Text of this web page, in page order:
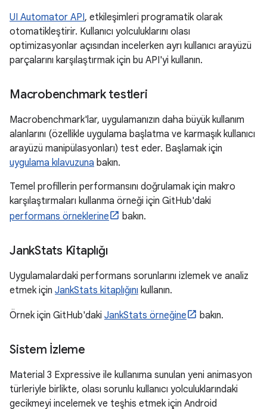
UI Automator API, etkileşimleri programatik olarak
otomatikleştirir. Kullanıcı yolculuklarını olası
optimizasyonlar açısından incelerken ayrı kullanıcı arayüzü
parçalarını karşılaştırmak için bu API'yi kullanın.
Macrobenchmark testleri
Macrobenchmark'lar, uygulamanızın daha büyük kullanım
alanlarını (özellikle uygulama başlatma ve karmaşık kullanıcı
arayüzü manipülasyonları) test eder. Başlamak için
uygulama kılavuzuna bakın.
Temel profillerin performansını doğrulamak için makro
karşılaştırmaları kullanma örneği için GitHub'daki
performans örneklerine
bakın.
JankStats Kitaplığı
Uygulamalardaki performans sorunlarını izlemek ve analiz
etmek için JankStats kitaplığını kullanın.
Örnek için GitHub'daki JankStats örneğine bakın.
Sistem İzleme
Material 3 Expressive ile kullanıma sunulan yeni animasyon
türleriyle birlikte, olası sorunlu kullanıcı yolculuklarındaki
gecikmeyi incelemek ve teşhis etmek için Android